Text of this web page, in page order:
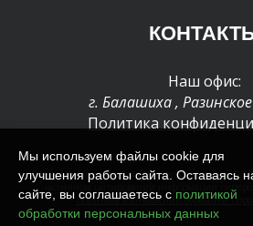
Наш офис:
г. Балашиха,
Политика
Все права защищены и охраняются законом. ©
частичном цитировании информации
Политика в отношении обработки
Мы используем файлы cookie для
улучшения работы сайта. Оставаясь
сайте, вы соглашаетесь с политикой
обработки персональных данных